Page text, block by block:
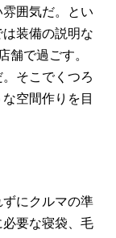
囲気だ。とい
装備の説明な
舗で過ごす。
そこでくつろ
空間作りを目
にクルマの準
要な寝袋、毛